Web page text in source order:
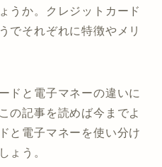
うか。クレジットカード
でそれぞれに特徴やメリ
ドと電子マネーの違いに
の記事を読めば今までよ
と電子マネーを使い分け
ょう。